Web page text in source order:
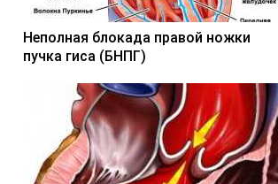
Неполная блокада правой ножки
пучка гиса (БНПГ)